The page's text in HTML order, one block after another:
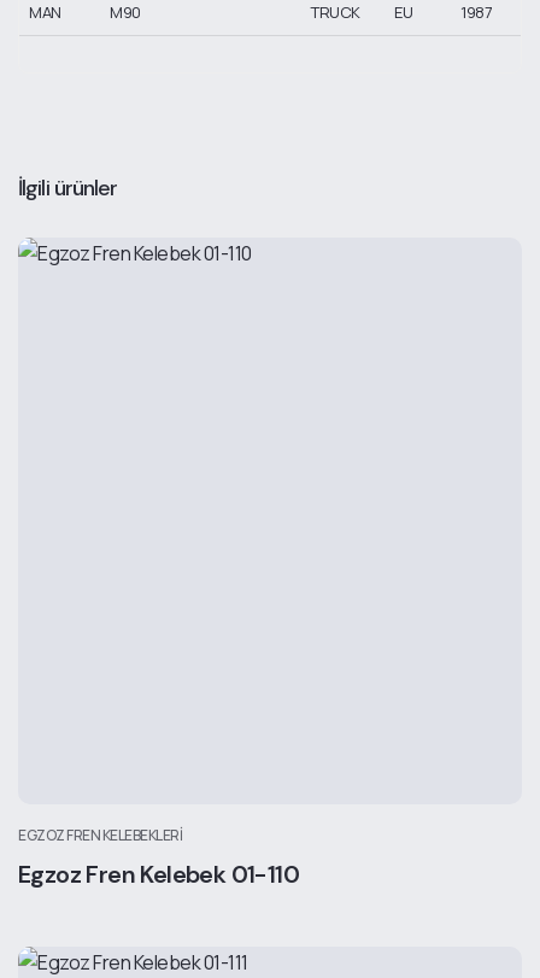
MAN M90 TRUCK EU 1987
İlgili ürünler
EGZOZ FREN KELEBEKLERI
Egzoz Fren Kelebek 01-110